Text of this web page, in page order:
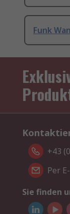
Funk
+43
Per
Sie finden